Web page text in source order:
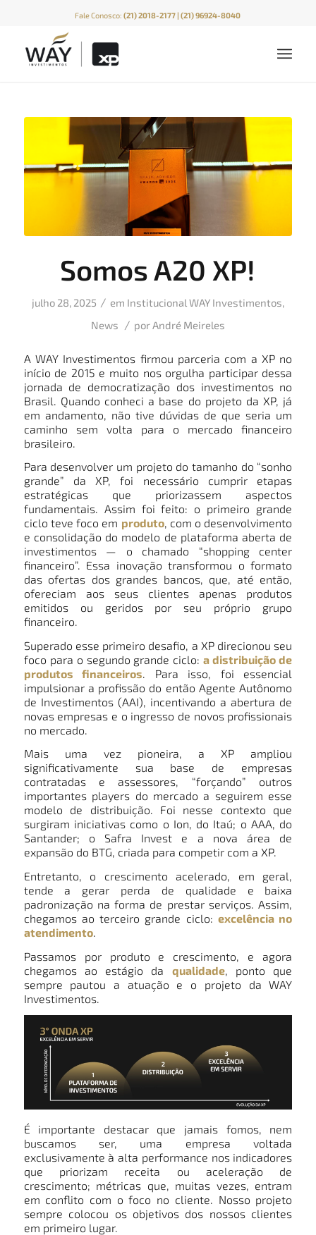
Fale Conosco:(21) 2018-2177 | (21) 96924-8040
Somos A20 XP!
julho 28, 2025 / em Institucional WAY Investimentos,
News
/ porAndré Meireles
A WAY Investimentos firmou parceria com a XP no
início de 2015 e muito nos orgulha participar dessa
jornada de democratização dos investimentos no
Brasil. Quando conheci a base do projeto da XP, já
em andamento, não tive dúvidas de que seria um
caminho sem volta para o mercado financeiro
brasileiro.
Para desenvolver um projeto do tamanho do “sonho
grande” da XP, foi necessário cumprir etapas
estratégicas que priorizassem aspectos
fundamentais. Assim foi feito: o primeiro grande
ciclo teve foco em produto, com o desenvolvimento
e consolidação do modelo de plataforma aberta de
investimentos — o chamado “shopping center
financeiro”. Essa inovação transformou o formato
das ofertas dos grandes bancos, que, até então,
ofereciam aos seus clientes apenas produtos
emitidos ou geridos por seu próprio grupo
financeiro.
Superado esse primeiro desafio, a XP direcionou seu
foco para o segundo grande ciclo:a distribuição de
produtos financeiros . Para isso, foi essencial
impulsionar a profissão do então Agente Autônomo
de Investimentos (AAI), incentivando a abertura de
novas empresas e o ingresso de novos profissionais
no mercado.
Mais uma vez pioneira, a XP ampliou
significativamente sua base de empresas
contratadas e assessores, “forçando” outros
importantes players do mercado a seguirem esse
modelo de distribuição. Foi nesse contexto que
surgiram iniciativas como o Ion, do Itaú; o AAA, do
Santander; o Safra Invest e a nova área de
expansão do BTG, criada para competir com a XP.
Entretanto, o crescimento acelerado, em geral,
tende a gerar perda de qualidade e baixa
padronização na forma de prestar serviços. Assim,
chegamos ao terceiro grande ciclo:excelência no
atendimento.
Passamos por produto e crescimento, e agora
chegamos ao estágio da qualidade, ponto que
sempre pautou a atuação e o projeto da WAY
Investimentos.
É importante destacar que jamais fomos, nem
buscamos ser, uma empresa voltada
exclusivamente à alta performance nos indicadores
que priorizam receita ou aceleração de
crescimento; métricas que, muitas vezes, entram
em conflito com o foco no cliente. Nosso projeto
sempre colocou os objetivos dos nossos clientes
em primeiro lugar.